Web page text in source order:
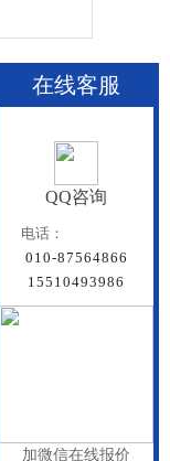
网站地图
手机二维码
在线客服
QQ咨询
电话：
010-87564866
15510493986
加微信在线报价